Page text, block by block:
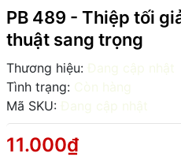
PB 489 - Thiệp tối
thuật sang trọng
Thương hiệu: Đang cập nhật
Tình trạng: Còn hàng
Mã SKU: Đang cập nhật
11.000₫